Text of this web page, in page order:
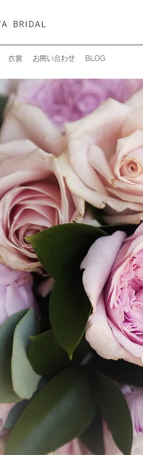
衣裳 お問い合わせ BLOG